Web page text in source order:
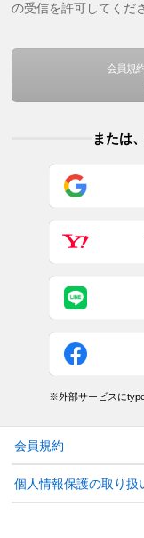
の受信を許可してくだ
会員規
または
※外部サービスに
会員規約
個人情報保護の取り扱